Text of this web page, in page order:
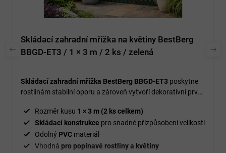
Skládací zahradní mřížka na květiny BestBerg
BBGD-ET3 / 1 × 3 m / 2 ks / zelená
Skládací zahradní mřížka BestBerg BBGD-ET3 poskytne
rostlinám stabilní oporu a zároveň vytvoří dekorativní prvek
Rozměr kusu 1 × 3 m (2 ks celkem)
Skládací konstrukce pro snadné přizpůsobení velikosti
Odolný PVC materiál
Vhodná pro popínavé rostliny a květiny